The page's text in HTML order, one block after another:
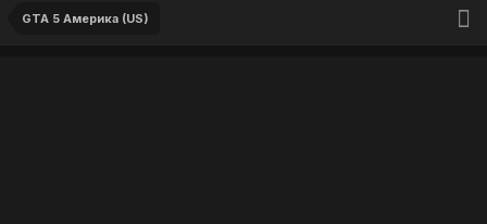
GTA 5 Америка (US)